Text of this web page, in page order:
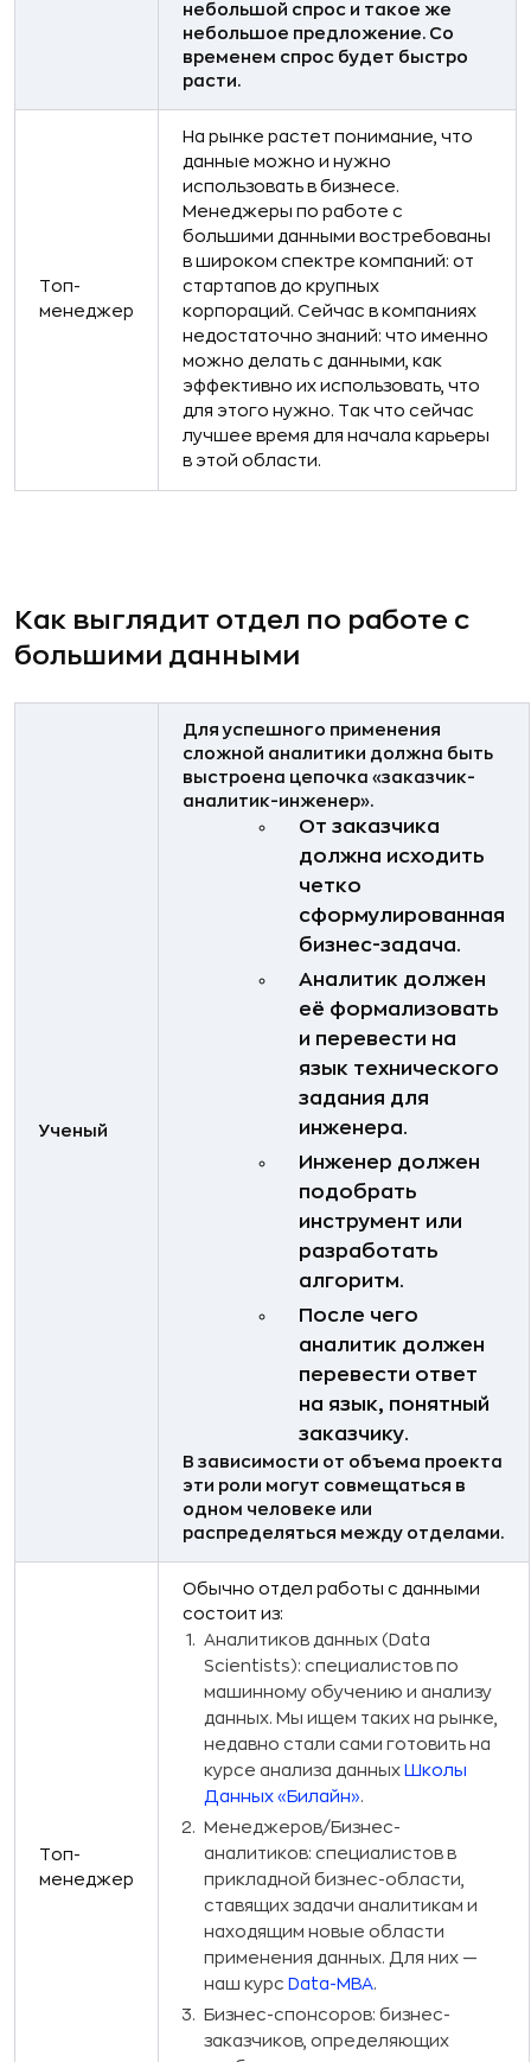
небольшой спрос и такое же
небольшое предложение. Со
временем спрос будет быстро
расти.
Топ-
менеджер
На рынке растет понимание, что
данные можно и нужно
использовать в бизнесе.
Менеджеры по работе с
большими данными востребованы
в широком спектре компаний: от
стартапов до крупных
корпораций. Сейчас в компаниях
недостаточно знаний: что именно
можно делать с данными, как
эффективно их использовать, что
для этого нужно. Так что сейчас
лучшее время для начала карьеры
в этой области.
Как выглядит отдел по работе с
большими данными
Ученый
Для успешного применения
сложной аналитики должна быть
выстроена цепочка «заказчик-
аналитик-инженер».
От заказчика
должна исходить
четко
сформулированная
бизнес-задача.
Аналитик должен
её формализовать
и перевести на
язык технического
задания для
инженера.
Инженер должен
подобрать
инструмент или
разработать
алгоритм.
После чего
аналитик должен
перевести ответ
на язык, понятный
заказчику.
В зависимости от объема проекта
эти роли могут совмещаться в
одном человеке или
распределяться между отделами.
Топ-
менеджер
Обычно отдел работы с данными
состоит из:
Аналитиков данных (Data
Scientists): специалистов по
машинному обучению и анализу
данных. Мы ищем таких на рынке,
недавно стали сами готовить на
курсе анализа данных Школы
Данных «Билайн».
Менеджеров/Бизнес-
аналитиков: специалистов в
прикладной бизнес-области,
ставящих задачи аналитикам и
находящим новые области
применения данных. Для них —
наш курс Data-MBA.
Бизнес-спонсоров: бизнес-
заказчиков, определяющих